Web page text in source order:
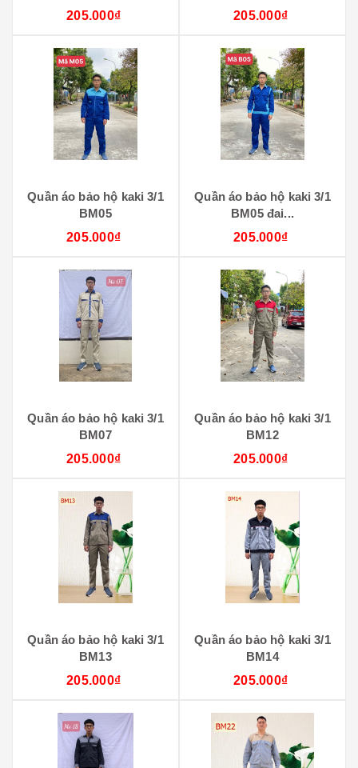
205.000₫
205.000₫
Quần áo bảo hộ kaki 3/1
BM05
205.000₫
Quần áo bảo hộ kaki 3/1
BM05 đai...
205.000₫
Quần áo bảo hộ kaki 3/1
BM07
205.000₫
Quần áo bảo hộ kaki 3/1
BM12
205.000₫
Quần áo bảo hộ kaki 3/1
BM13
205.000₫
Quần áo bảo hộ kaki 3/1
BM14
205.000₫